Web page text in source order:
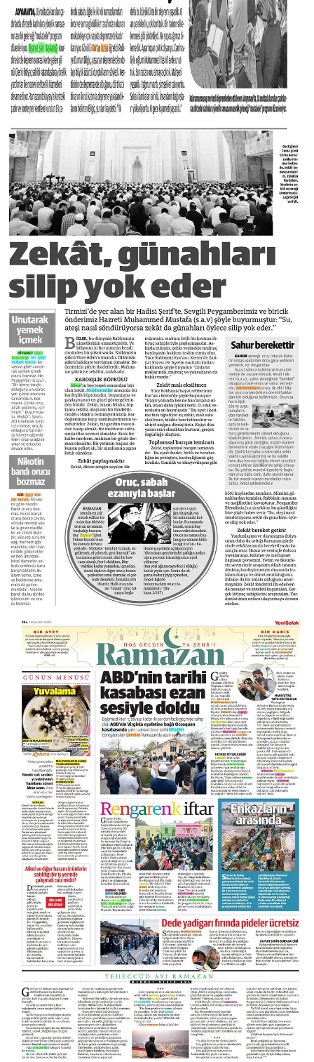
Sivas Müftülüğü
Şanlıurfa Müftülüğü
Şırnak Müftülüğü
Tekirdağ Müftülüğü
Tokat Müftülüğü
Trabzon Müftülüğü
Tunceli Müftülüğü
Uşak Müftülüğü
Van Müftülüğü
Yalova Müftülüğü
Yozgat Müftülüğü
Zonguldak Müftülüğü